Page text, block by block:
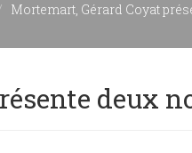
Mortemart, Gérard Coyat
deux